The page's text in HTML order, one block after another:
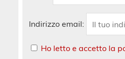
Indirizzo email:
Ho letto e accetto la